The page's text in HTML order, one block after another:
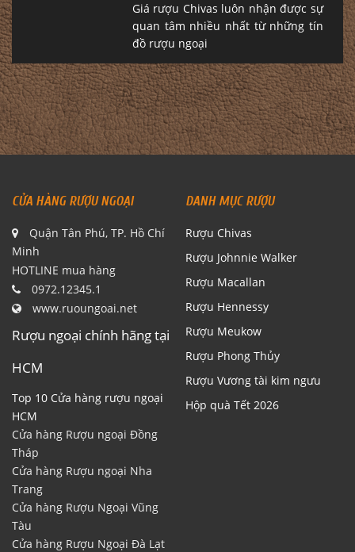
Giá rượu Chivas luôn nhận được sự
quan tâm nhiều nhất từ những tín
đồ rượu ngoại
CỬA HÀNG RƯỢU NGOẠI
Quận Tân Phú, TP. Hồ Chí
Minh
HOTLINE mua hàng
0972.12345.1
www.ruoungoai.net
Rượu ngoại chính hãng tại
HCM
Top 10 Cửa hàng rượu ngoại
HCM
Cửa hàng Rượu ngoại Đồng
Tháp
Cửa hàng Rượu ngoại Nha
Trang
Cửa hàng Rượu Ngoại Vũng
Tàu
Cửa hàng Rượu Ngoại Đà Lạt
DANH MỤC RƯỢU
Rượu Chivas
Rượu Johnnie Walker
Rượu Macallan
Rượu Hennessy
Rượu Meukow
Rượu Phong Thủy
Rượu Vương tài kim ngưu
Hộp quà Tết 2026